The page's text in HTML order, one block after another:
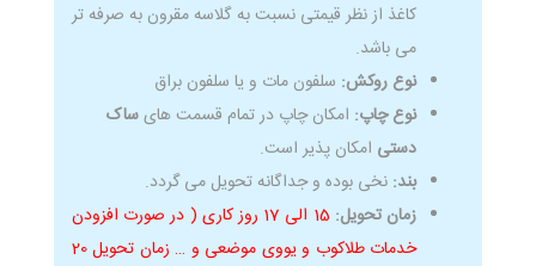
کاغذ از نظر قیمتی نسبت به گلاسه مقرون به صرفه تر
می باشد.
نوع روکش: سلفون مات و یا سلفون براق
نوع چاپ: امکان چاپ در تمام قسمت هایساک
دستی امکان پذیر است.
بند: نخی بوده و جداگانه تحویل می گردد.
زمان تحویل:
15 الی 17 روز کاری ( در صورت افزودن
خدمات طلاکوب و یووی موضعی و … زمان تحویل 20